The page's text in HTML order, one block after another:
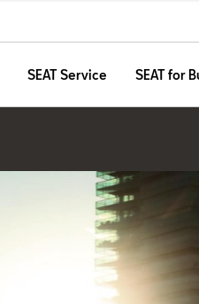
SEAT Service SEAT for